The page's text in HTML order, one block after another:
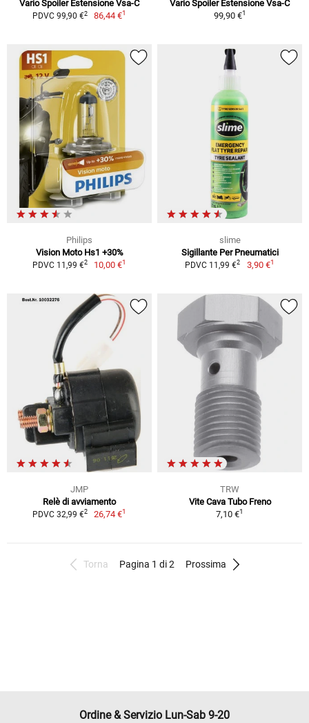
Vario Spoiler Estensione Vsa-C
PDVC 99,90 €2 86,44 €1
Vario Spoiler Estensione Vsa-C
99,90 €1
Philips
Vision Moto Hs1 +30%
PDVC 11,99 €2 10,00 €1
slime
Sigillante Per Pneumatici
PDVC 11,99 €2 3,90 €1
JMP
Relè di avviamento
PDVC 32,99 €2 26,74 €1
TRW
Vite Cava Tubo Freno
7,10 €1
Torna Pagina 1 di 2 Prossima
Ordine & Servizio Lun-Sab 9-20